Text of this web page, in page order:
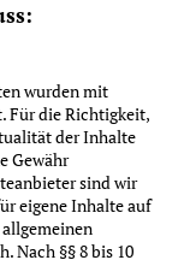
wurden mit
Für die Richtigkeit,
der Inhalte
Gewähr
sind wir
eigene Inhalte auf
Nach §§ 8 bis 10